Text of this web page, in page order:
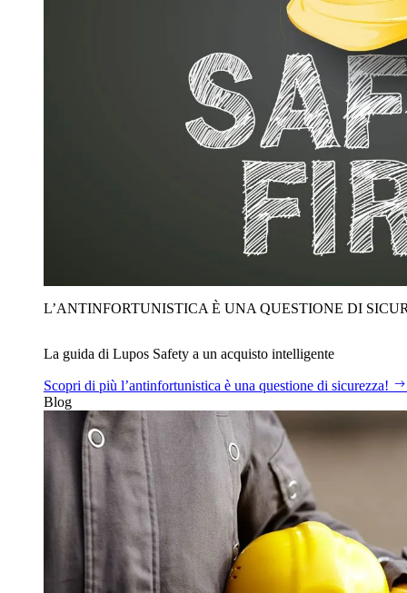
L’ANTINFORTUNISTICA È UNA QUESTIONE DI
La guida di Lupos Safety a un acquisto intelligente
Scopri di più l’antinfortunistica è una questione di sicurezza!
Blog